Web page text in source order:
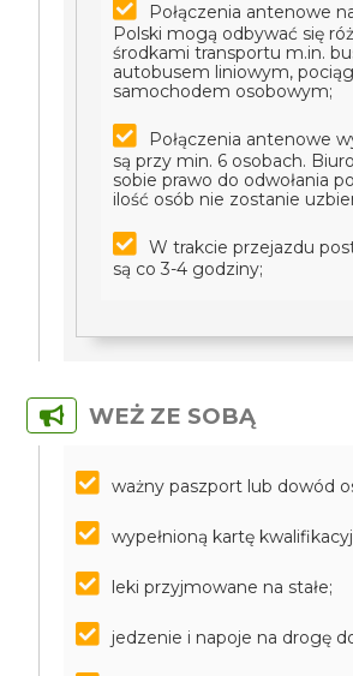
Połączenia antenowe
Polski mogą odbywać się
środkami transportu m.in.
autobusem liniowym,
samochodem osobowym;
Połączenia antenowe
są przy min. 6 osobach.
sobie prawo do odwołania
ilość osób nie zostanie
W trakcie przejazdu
są co 3-4 godziny;
WEŻ ZE SOBĄ
ważny paszport lub dowód
wypełnioną kartę
leki przyjmowane na stałe;
jedzenie i napoje na drogę